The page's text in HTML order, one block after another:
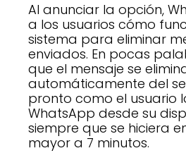
Al anunciar la opción,
a los usuarios cómo
sistema para eliminar
enviados. En pocas
que el mensaje se
automáticamente del
pronto como el usuario
WhatsApp desde su
siempre que se hiciera
mayor a 7 minutos.